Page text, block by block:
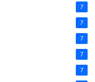
7
7
7
7
7